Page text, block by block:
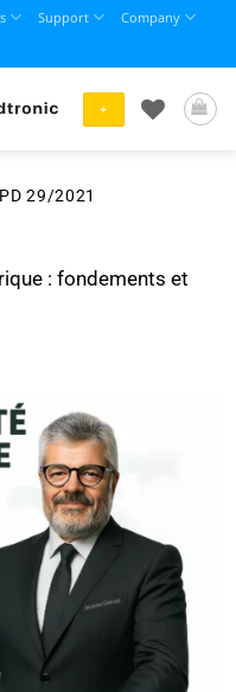
Support
Company
+
29/2021
: fondements et